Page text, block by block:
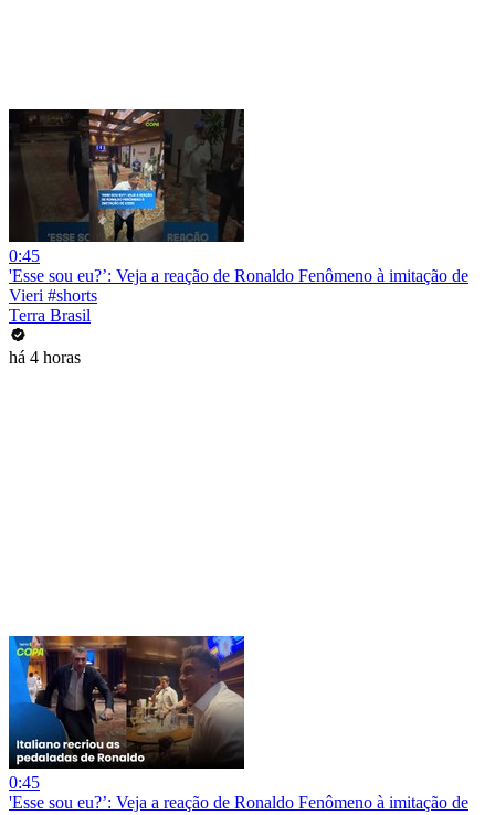
0:45
'Esse sou eu?’: Veja a reação de Ronaldo Fenômeno à imitação de
Vieri #shorts
Terra Brasil
há 4 horas
0:45
'Esse sou eu?’: Veja a reação de Ronaldo Fenômeno à imitação de